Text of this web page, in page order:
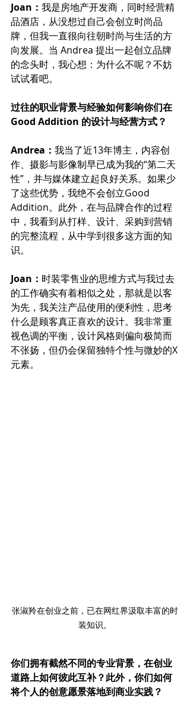
Joan： 我是房地产开发商，同时经营精
品酒店，从没想过自己会创立时尚品
牌，但我一直很向往朝时尚与生活的方
向发展。当 Andrea 提出一起创立品牌
的念头时，我心想：为什么不呢？不妨
试试看吧。
过往的职业背景与经验如何影响你们在
Good Addition 的设计与经营方式？
Andrea： 我当了近13年博主，内容创
作、摄影与影像制早已成为我的“第二天
性”，并与媒体建立起良好关系。如果少
了这些优势，我绝不会创立Good
Addition。此外，在与品牌合作的过程
中，我看到从打样、设计、采购到营销
的完整流程，从中学到很多这方面的知
识。
Joan： 时装零售业的思维方式与我过去
的工作确实有着相似之处，那就是以客
为先，我关注产品使用的便利性，思考
什么是顾客真正喜欢的设计。我非常重
视色调的平衡，设计风格则偏向极简而
不张扬，但仍会保留独特个性与微妙的X
元素。
张淑羚在创业之前，已在网红界汲取丰富的时
装知识。
你们拥有截然不同的专业背景，在创业
道路上如何彼此互补？此外，你们如何
将个人的创意愿景落地到商业实践？